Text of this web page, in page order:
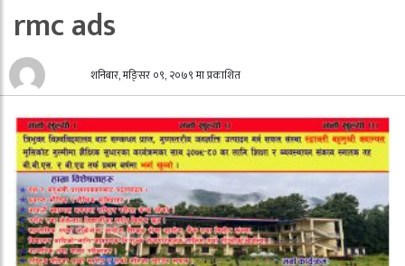
rmc ads
शनिबार, मङि्सर ०९, २०७९ मा प्रकाशित